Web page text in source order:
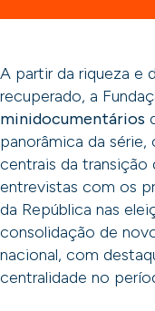
A partir da riqueza e
recuperado, a
minidocumentários
panorâmica da
centrais da transição
entrevistas com os
da República nas
consolidação de
nacional, com
centralidade no